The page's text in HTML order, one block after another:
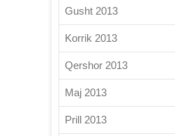
Gusht 2013
Korrik 2013
Qershor 2013
Maj 2013
Prill 2013